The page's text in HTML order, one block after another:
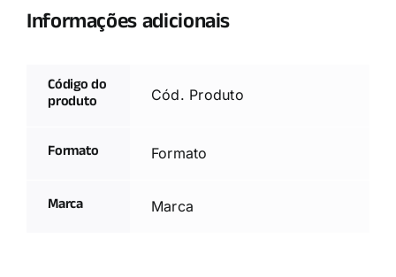
Informações adicionais
Código do
produto Cód. Produto
Formato Formato
Marca Marca